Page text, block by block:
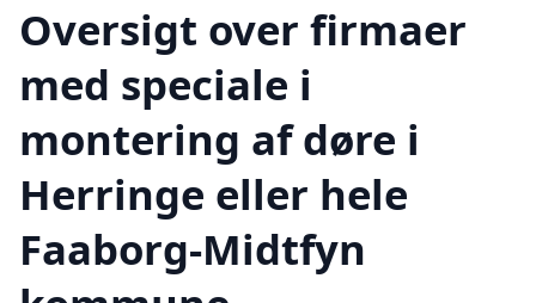
Oversigt over firmaer
med speciale i
montering af døre i
Herringe eller hele
Faaborg-Midtfyn